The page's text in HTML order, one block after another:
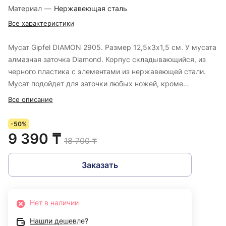
Материал — Нержавеющая сталь
Все характеристики
Мусат Gipfel DIAMON 2905. Размер 12,5х3х1,5 см. У мусата
алмазная заточка Diamond. Корпус складывающийся, из
черного пластика с элементами из нержавеющей стали.
Мусат подойдет для заточки любых ножей, кроме
имеющих зазубренное лезвие.
Все описание
-50%
9 390 ₸ 18 700 ₸
Заказать
Нет в наличии
Нашли дешевле?